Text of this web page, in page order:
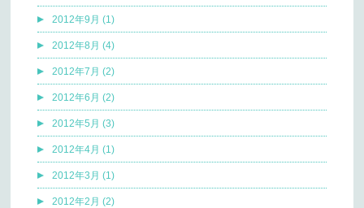
2012年9月 (1)
2012年8月 (4)
2012年7月 (2)
2012年6月 (2)
2012年5月 (3)
2012年4月 (1)
2012年3月 (1)
2012年2月 (2)